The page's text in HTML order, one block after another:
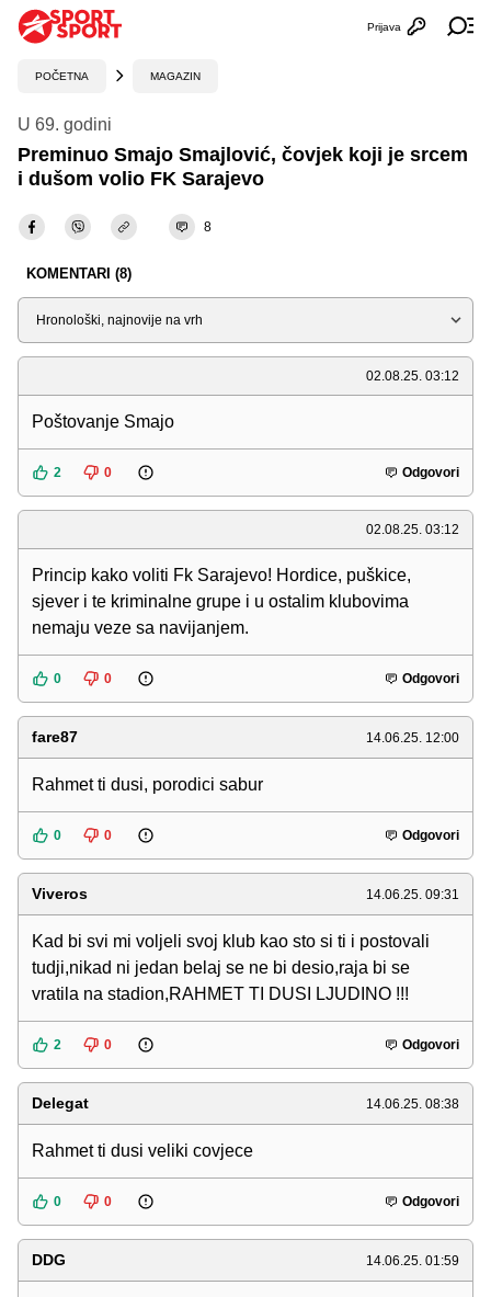
Otvori
Prijava
POČETNA MAGAZIN
U 69. godini
Preminuo Smajo Smajlović, čovjek koji je srcem
i dušom volio FK Sarajevo
8
KOMENTARI (8)
Sortiraj
02.08.25. 03:12
Poštovanje Smajo
2 0 Odgovori
02.08.25. 03:12
Princip kako voliti Fk Sarajevo! Hordice, puškice,
sjever i te kriminalne grupe i u ostalim klubovima
nemaju veze sa navijanjem.
0 0 Odgovori
fare87 14.06.25. 12:00
Rahmet ti dusi, porodici sabur
0 0 Odgovori
Viveros 14.06.25. 09:31
Kad bi svi mi voljeli svoj klub kao sto si ti i postovali
tudji,nikad ni jedan belaj se ne bi desio,raja bi se
vratila na stadion,RAHMET TI DUSI LJUDINO !!!
2 0 Odgovori
Delegat 14.06.25. 08:38
Rahmet ti dusi veliki covjece
0 0 Odgovori
DDG 14.06.25. 01:59